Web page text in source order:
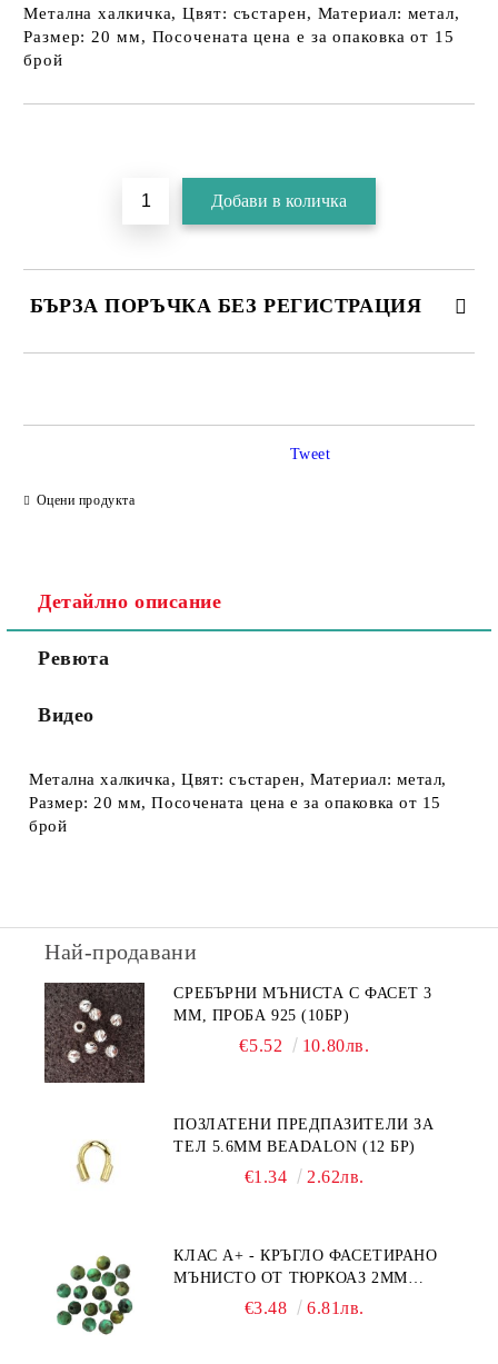
Метална халкичка, Цвят: състарен, Материал: метал,
Размер: 20 мм, Посочената цена е за опаковка от 15
брой
БЪРЗА ПОРЪЧКА БЕЗ РЕГИСТРАЦИЯ
Оцени продукта
Tweet
Детайлно описание
Ревюта
Видео
Метална халкичка, Цвят: състарен, Материал: метал,
Размер: 20 мм, Посочената цена е за опаковка от 15
брой
Най-продавани
СРЕБЪРНИ МЪНИСТА С ФАСЕТ 3
ММ, ПРОБА 925 (10БР)
€5.52 10.80лв.
ПОЗЛАТЕНИ ПРЕДПАЗИТЕЛИ ЗА
ТЕЛ 5.6ММ BEADALON (12 БР)
€1.34 2.62лв.
КЛАС А+ - КРЪГЛО ФАСЕТИРАНО
МЪНИСТО ОТ ТЮРКОАЗ 2ММ
€3.48 6.81лв.